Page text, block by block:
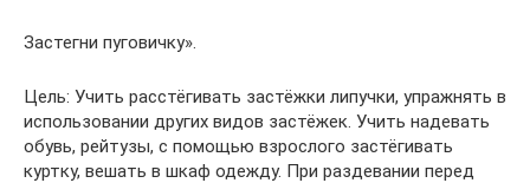
Застегни пуговичку».
Цель: Учить расстёгивать застёжки липучки, упражнять в
использовании других видов застёжек. Учить надевать
обувь, рейтузы, с помощью взрослого застёгивать
куртку, вешать в шкаф одежду. При раздевании перед